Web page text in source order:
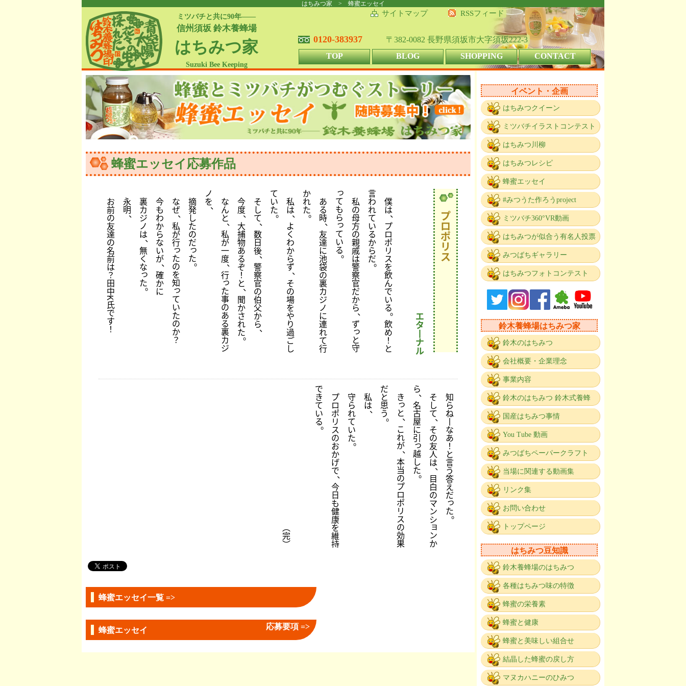
はちみつ家 > 蜂蜜エッセイ
ミツバチと共に90年――
信州須坂 鈴木養蜂場
はちみつ家
Suzuki Bee Keeping
サイトマップ RSSフィード
0120-383937
〒382-0082 長野県須坂市大字須坂222-3
TOP
BLOG SHOPPING CONTACT
蜂蜜エッセイ応募作品
プ
ロ
ポ
リ
ス
エ
タ
丨
ナ
ル
僕
は
、
プ
ロ
ポ
リ
ス
を
飲
ん
で
い
る。
飲
め
！
と
言
わ
れ
て
い
る
か
ら
だ。
私
の
母
方
の
親
戚
は
警
察
官
だ
か
ら、
ず
っ
と
守
っ
て
も
ら
っ
て
い
る。
あ
る
時
、
友
達
に
池
袋
の
裏
カ
ジ
ノ
に
連
れ
て
行
か
れ
た。
私
は
、
よ
く
わ
か
ら
ず、
そ
の
場
を
や
り
過
ご
し
て
い
た。
そ
し
て、
数
日
後
、
警
察
官
の
伯
父
か
ら、
今
度、
大
捕
物
あ
る
ぞ
！
と、
聞
か
さ
れ
た。
な
ん
と、
私
が
一
度、
行
っ
た
事
の
あ
る
裏
カ
ジ
ノ
を、
摘
発
し
た
の
だ
っ
た。
な
ぜ
、
私
が
行
っ
た
の
を
知
っ
て
い
た
の
か
？
今
も
わ
か
ら
な
い
が
、
確
か
に
裏
カ
ジ
ノ
は、
無
く
な
っ
た。
永
明、
お
前
の
友
達
の
名
前
は
？
田
中
K
氏
で
す
！
知
ら
ね
丨
な
あ
！
と
言
う
答
え
だ
っ
た。
そ
し
て、
そ
の
友
人
は
、
目
白
の
マ
ン
シ
ョ
ン
か
ら、
名
古
屋
に
引
っ
越
し
た。
き
っ
と、
こ
れ
が、
本
当
の
プ
ロ
ポ
リ
ス
の
効
果
だ
と
思
う。
私
は
、
守
ら
れ
て
い
た。
プ
ロ
ポ
リ
ス
の
お
か
げ
で、
今
日
も
健
康
を
維
持
で
き
て
い
る。
︵
完
︶
蜂蜜エッセイ一覧 =>
蜂蜜エッセイ 応募要項 =>
イベント・企画
はちみつクイーン
ミツバチイラストコンテスト
はちみつ川柳
はちみつレシピ
蜂蜜エッセイ
#みつうた作ろうproject
ミツバチ360°VR動画
はちみつが似合う有名人投票
みつばちギャラリー
はちみつフォトコンテスト
鈴木養蜂場はちみつ家
鈴木のはちみつ
会社概要・企業理念
事業内容
鈴木のはちみつ 鈴木式養蜂
国産はちみつ事情
You Tube 動画
みつばちペーパークラフト
当場に関連する動画集
リンク集
お問い合わせ
トップページ
はちみつ豆知識
鈴木養蜂場のはちみつ
各種はちみつ味の特徴
蜂蜜の栄養素
蜂蜜と健康
蜂蜜と美味しい組合せ
結晶した蜂蜜の戻し方
マヌカハニーのひみつ